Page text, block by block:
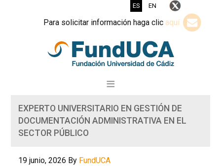
ES EN
Para solicitar información haga clic aquí
EXPERTO UNIVERSITARIO EN GESTIÓN DE
DOCUMENTACIÓN ADMINISTRATIVA EN EL
SECTOR PÚBLICO
19 junio, 2026 By FundUCA